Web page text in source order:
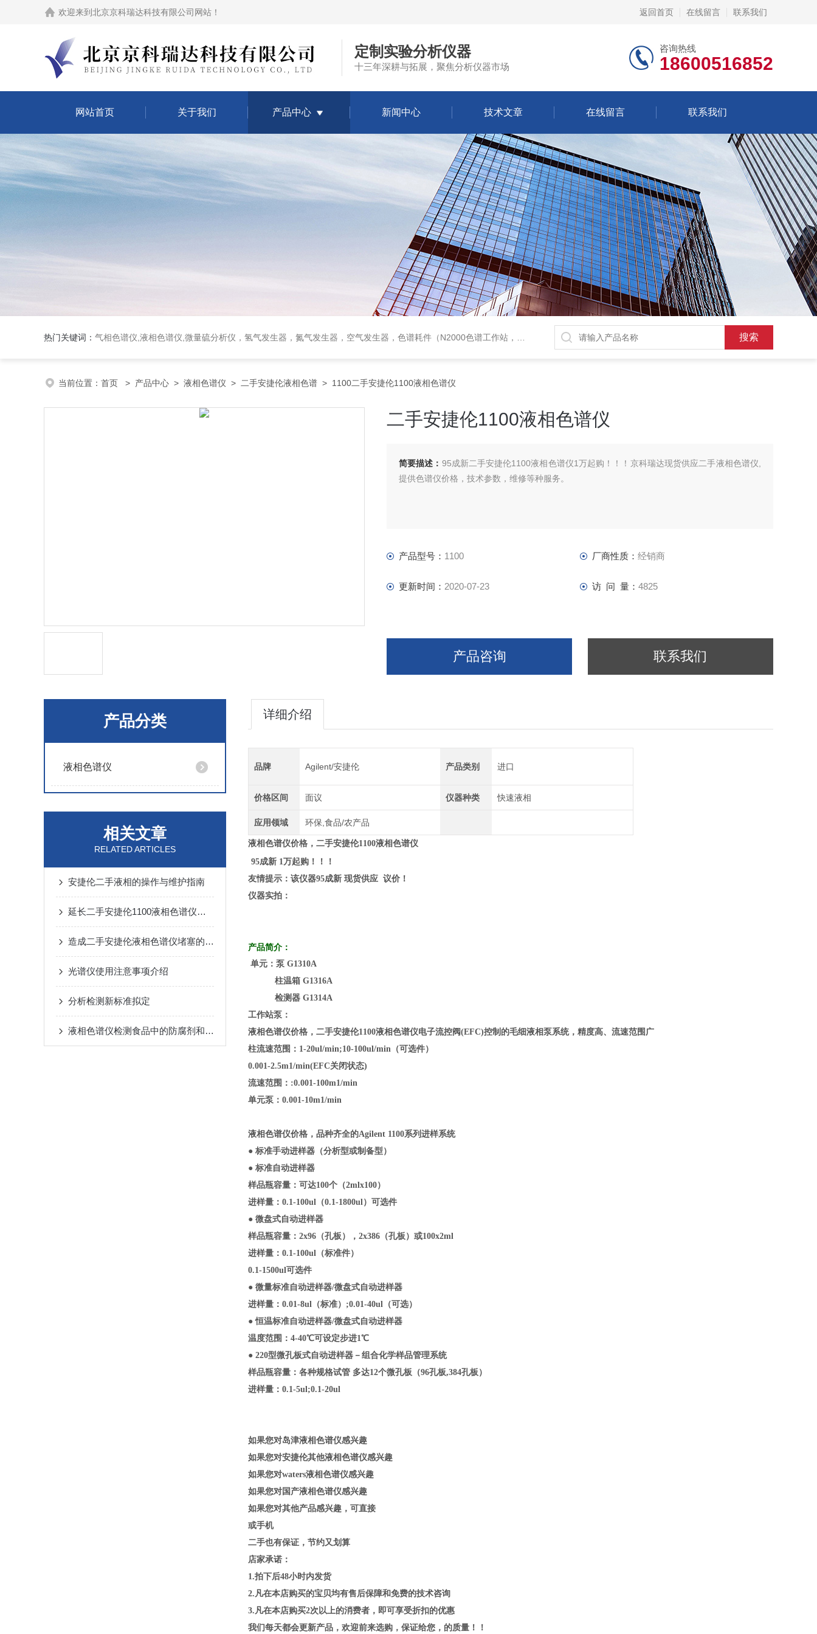
欢迎来到 北京京科瑞达科技有限公司网站 ！ 返回首页 在线留言 联系我们
定制实验分析仪器
十三年深耕与拓展，聚焦分析仪器市场
咨询热线
18600516852
网站首页 关于我们 产品中心 新闻中心 技术文章 在线留言 联系我们
热门关键词： 气相色谱仪,液相色谱仪,微量硫分析仪，氢气发生器，氮气发生器，空气发生器，色谱耗件（N2000色谱工作站，色谱柱、阀件、进样器、色谱担体），顶空进样器，热解析仪，紫外分光光度计，原子吸收分光光度计，傅立叶红外光谱仪，分析天平等常规实验室产品。
当前位置： 首页 > 产品中心 > 液相色谱仪 > 二手安捷伦液相色谱 > 1100二手安捷伦1100液相色谱仪
二手安捷伦1100液相色谱仪
简要描述： 95成新二手安捷伦1100液相色谱仪1万起购！！！京科瑞达现货供应二手液相色谱仪,
提供色谱仪价格，技术参数，维修等种服务。
产品型号： 1100 厂商性质： 经销商
更新时间： 2020-07-23 访 问 量： 4825
产品咨询 联系我们
产品分类
液相色谱仪
相关文章
RELATED ARTICLES
安捷伦二手液相的操作与维护指南
延长二手安捷伦1100液相色谱仪使用寿命的秘诀
造成二手安捷伦液相色谱仪堵塞的原因有哪些
光谱仪使用注意事项介绍
分析检测新标准拟定
液相色谱仪检测食品中的防腐剂和甜味剂
详细介绍
品牌 Agilent/安捷伦 产品类别 进口
价格区间 面议 仪器种类 快速液相
应用领域 环保,食品/农产品
液相色谱仪价格， 二手安捷伦1100液相色谱仪
95成新 1万起购！！！
友情提示：该仪器95成新 现货供应 议价！
仪器实拍：
产品简介：
单元：泵 G1310A
柱温箱 G1316A
检测器 G1314A
工作站泵：
液相色谱仪价格， 二手安捷伦1100液相色谱仪电子流控阀(EFC)控制的毛细液相泵系统，精度高、流速范围广
柱流速范围：1-20ul/min;10-100ul/min（可选件）
0.001-2.5m1/min(EFC关闭状态)
流速范围：:0.001-100m1/min
单元泵：0.001-10m1/min
液相色谱仪价格， 品种齐全的Agilent 1100系列进样系统
● 标准手动进样器（分析型或制备型）
● 标准自动进样器
样品瓶容量：可达100个（2mlx100）
进样量：0.1-100ul（0.1-1800ul）可选件
● 微盘式自动进样器
样品瓶容量：2x96（孔板），2x386（孔板）或100x2ml
进样量：0.1-100ul（标准件）
0.1-1500ul可选件
● 微量标准自动进样器/微盘式自动进样器
进样量：0.01-8ul（标准）;0.01-40ul（可选）
● 恒温标准自动进样器/微盘式自动进样器
温度范围：4-40℃可设定步进1℃
● 220型微孔板式自动进样器－组合化学样品管理系统
样品瓶容量：各种规格试管 多达12个微孔板（96孔板,384孔板）
进样量：0.1-5ul;0.1-20ul
如果您对岛津液相色谱仪感兴趣
如果您对安捷伦其他液相色谱仪感兴趣
如果您对waters液相色谱仪感兴趣
如果您对国产液相色谱仪感兴趣
如果您对其他产品感兴趣，可直接
或手机
二手也有保证，节约又划算
店家承诺：
1.拍下后48小时内发货
2.凡在本店购买的宝贝均有售后保障和免费的技术咨询
3.凡在本店购买2次以上的消费者，即可享受折扣的优惠
我们每天都会更新产品，欢迎前来选购，保证给您，的质量！！